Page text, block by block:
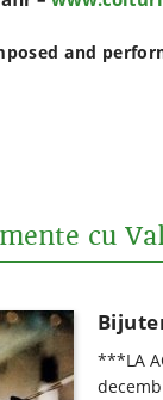
and
cu
***LA